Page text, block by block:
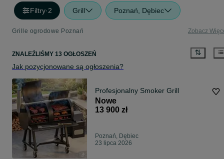
Filtry·2 Grill Poznań, Dębiec
Grille ogrodowe Poznań Zobacz
ZNALEŹLIŚMY 13 OGŁOSZEŃ
Jak pozycjonowane są ogłoszenia?
Profesjonalny Smoker Grill
Nowe
13 900 zł
Poznań, Dębiec
23 lipca 2026